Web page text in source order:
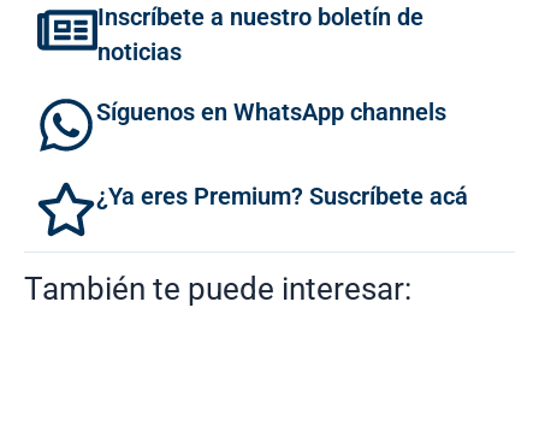
Inscríbete a nuestro boletín de
noticias
Síguenos en WhatsApp channels
¿Ya eres Premium? Suscríbete acá
También te puede interesar: